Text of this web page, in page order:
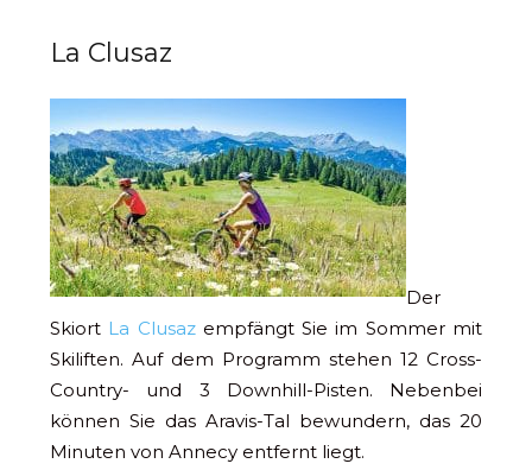
La Clusaz
Der
Skiort La Clusazempfängt Sie im Sommer mit
Skiliften. Auf dem Programm stehen 12 Cross-
Country- und 3 Downhill-Pisten. Nebenbei
können Sie das Aravis-Tal bewundern, das 20
Minuten von Annecy entfernt liegt.